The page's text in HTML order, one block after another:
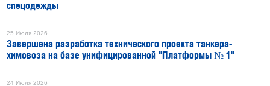
спецодежды
25 Июля 2026
Завершена разработка технического проекта танкера-
химовоза на базе унифицированной "Платформы № 1"
24 Июля 2026